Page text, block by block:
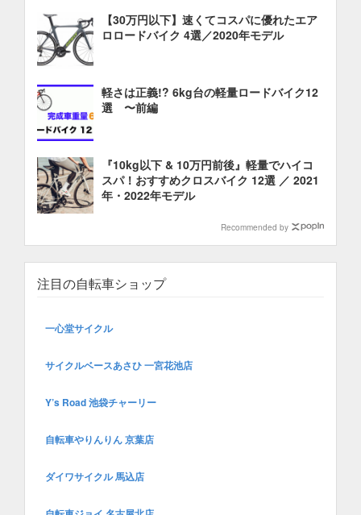
【30万円以下】速くてコスパに優れたエア
ロロードバイク 4選／2020年モデル
軽さは正義!? 6kg台の軽量ロードバイク12
選 〜前編
『10kg以下 & 10万円前後』軽量でハイコ
スパ！おすすめクロスバイク 12選 ／ 2021
年・2022年モデル
Recommended by
注目の自転車ショップ
一心堂サイクル
サイクルベースあさひ 一宮花池店
Y’s Road 池袋チャーリー
自転車やりんりん 京葉店
ダイワサイクル 馬込店